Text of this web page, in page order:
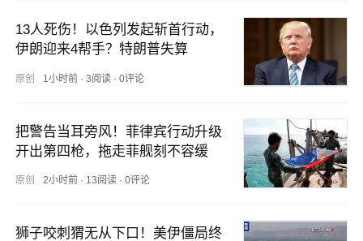
13人死伤！以色列发起斩首行动，
伊朗迎来4帮手？特朗普失算
原创 1小时前· 3阅读· 0评论
把警告当耳旁风！菲律宾行动升级
开出第四枪，拖走菲舰刻不容缓
原创 2小时前· 13阅读· 0评论
狮子咬刺猬无从下口！美伊僵局终